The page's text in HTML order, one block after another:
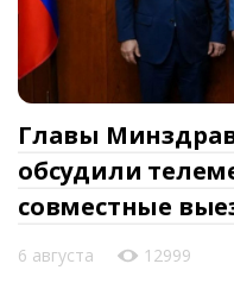
Главы
обсудили
совместные
6 августа 12999